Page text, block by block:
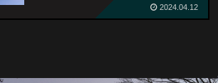
2024.04.12